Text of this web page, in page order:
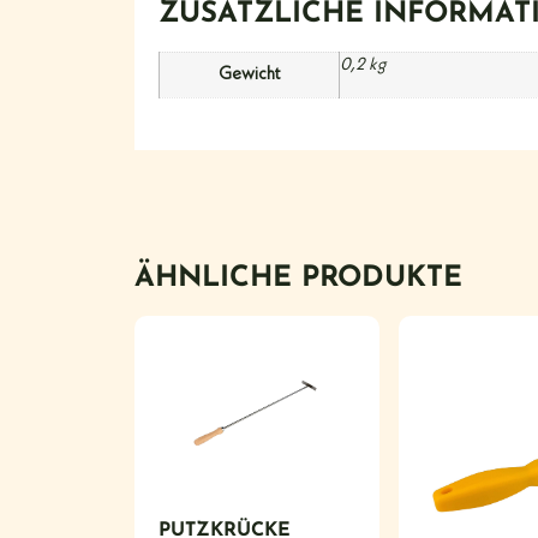
ZUSÄTZLICHE
Gewicht
0,2 kg
ÄHNLICHE PRODUKTE
PUTZKRÜCKE